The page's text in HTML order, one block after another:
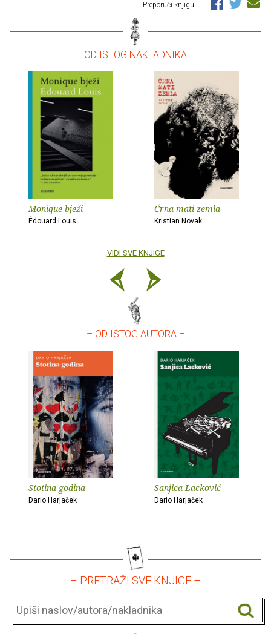
Preporuči knjigu
– OD ISTOG NAKLADNIKA –
Monique bježi
Édouard Louis
Črna mati zemla
Kristian Novak
VIDI SVE KNJIGE
– OD ISTOG AUTORA –
Stotina godina
Dario Harjaček
Sanjica Lacković
Dario Harjaček
– PRETRAŽI SVE KNJIGE –